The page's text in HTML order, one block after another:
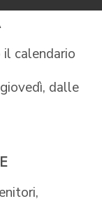
calendario
dalle